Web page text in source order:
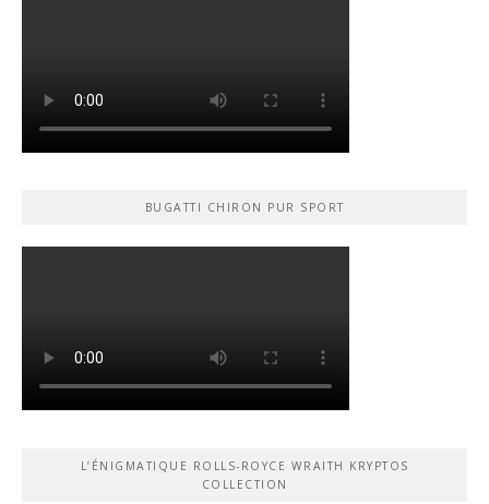
BUGATTI CHIRON PUR SPORT
L’ÉNIGMATIQUE ROLLS-ROYCE WRAITH KRYPTOS
COLLECTION